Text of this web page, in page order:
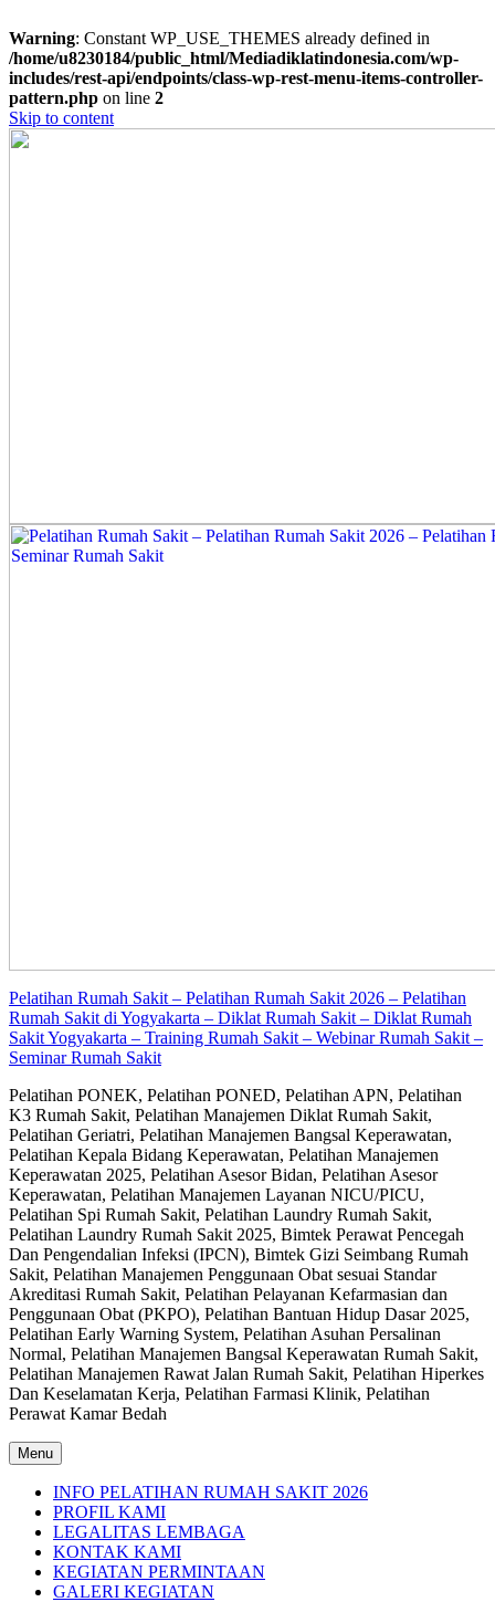
Warning: Constant WP_USE_THEMES already defined in
/home/u8230184/public_html/Mediadiklatindonesia.com/wp-
includes/rest-api/endpoints/class-wp-rest-menu-items-controller-
pattern.php on line 2
Skip to content
Pelatihan Rumah Sakit – Pelatihan Rumah Sakit 2026 – Pelatihan
Rumah Sakit di Yogyakarta – Diklat Rumah Sakit – Diklat Rumah
Sakit Yogyakarta – Training Rumah Sakit – Webinar Rumah Sakit –
Seminar Rumah Sakit
Pelatihan PONEK, Pelatihan PONED, Pelatihan APN, Pelatihan
K3 Rumah Sakit, Pelatihan Manajemen Diklat Rumah Sakit,
Pelatihan Geriatri, Pelatihan Manajemen Bangsal Keperawatan,
Pelatihan Kepala Bidang Keperawatan, Pelatihan Manajemen
Keperawatan 2025, Pelatihan Asesor Bidan, Pelatihan Asesor
Keperawatan, Pelatihan Manajemen Layanan NICU/PICU,
Pelatihan Spi Rumah Sakit, Pelatihan Laundry Rumah Sakit,
Pelatihan Laundry Rumah Sakit 2025, Bimtek Perawat Pencegah
Dan Pengendalian Infeksi (IPCN), Bimtek Gizi Seimbang Rumah
Sakit, Pelatihan Manajemen Penggunaan Obat sesuai Standar
Akreditasi Rumah Sakit, Pelatihan Pelayanan Kefarmasian dan
Penggunaan Obat (PKPO), Pelatihan Bantuan Hidup Dasar 2025,
Pelatihan Early Warning System, Pelatihan Asuhan Persalinan
Normal, Pelatihan Manajemen Bangsal Keperawatan Rumah Sakit,
Pelatihan Manajemen Rawat Jalan Rumah Sakit, Pelatihan Hiperkes
Dan Keselamatan Kerja, Pelatihan Farmasi Klinik, Pelatihan
Perawat Kamar Bedah
Menu
INFO PELATIHAN RUMAH SAKIT 2026
PROFIL KAMI
LEGALITAS LEMBAGA
KONTAK KAMI
KEGIATAN PERMINTAAN
GALERI KEGIATAN